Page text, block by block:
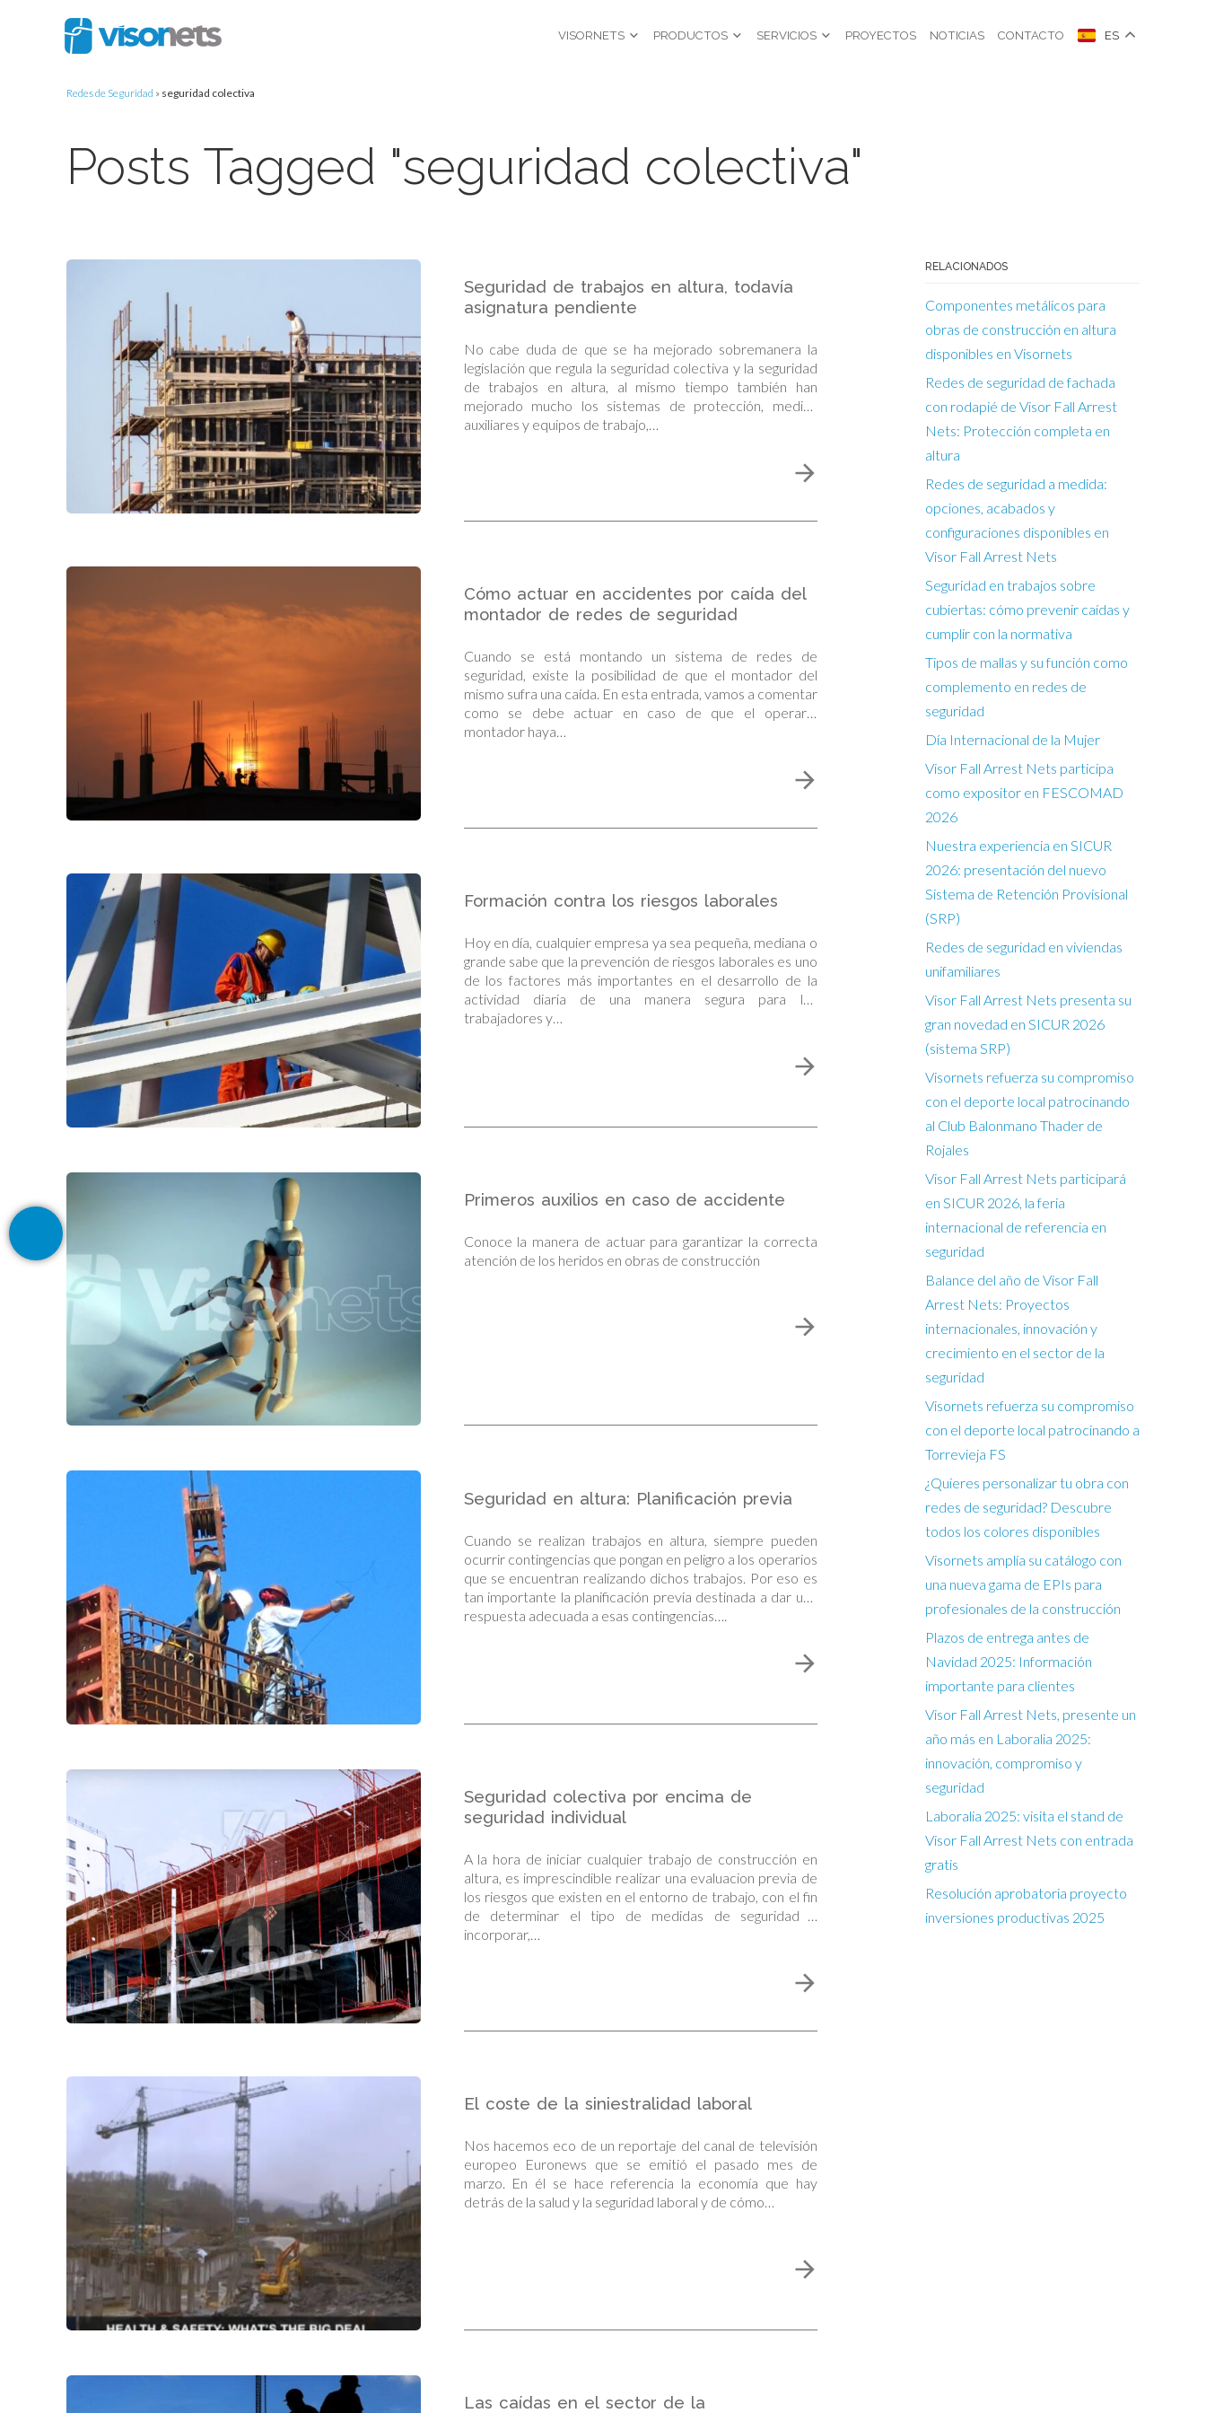
VISORNETS PRODUCTOS SERVICIOS PROYECTOS NOTICIAS CONTACTO ES
Redes de Seguridad » seguridad colectiva
Posts Tagged "seguridad colectiva"
Seguridad de trabajos en altura, todavía
asignatura pendiente
No cabe duda de que se ha mejorado sobremanera la
legislación que regula la seguridad colectiva y la seguridad
de trabajos en altura, al mismo tiempo también han
mejorado mucho los sistemas de protección, medios
auxiliares y equipos de trabajo,…
Cómo actuar en accidentes por caída del
montador de redes de seguridad
Cuando se está montando un sistema de redes de
seguridad, existe la posibilidad de que el montador del
mismo sufra una caída. En esta entrada, vamos a comentar
como se debe actuar en caso de que el operario
montador haya…
Formación contra los riesgos laborales
Hoy en día, cualquier empresa ya sea pequeña, mediana o
grande sabe que la prevención de riesgos laborales es uno
de los factores más importantes en el desarrollo de la
actividad diaria de una manera segura para los
trabajadores y…
Primeros auxilios en caso de accidente
Conoce la manera de actuar para garantizar la correcta
atención de los heridos en obras de construcción
Seguridad en altura: Planificación previa
Cuando se realizan trabajos en altura, siempre pueden
ocurrir contingencias que pongan en peligro a los operarios
que se encuentran realizando dichos trabajos. Por eso es
tan importante la planificación previa destinada a dar una
respuesta adecuada a esas contingencias….
Seguridad colectiva por encima de
seguridad individual
A la hora de iniciar cualquier trabajo de construcción en
altura, es imprescindible realizar una evaluacion previa de
los riesgos que existen en el entorno de trabajo, con el fin
de determinar el tipo de medidas de seguridad a
incorporar,…
El coste de la siniestralidad laboral
Nos hacemos eco de un reportaje del canal de televisión
europeo Euronews que se emitió el pasado mes de
marzo. En él se hace referencia la economía que hay
detrás de la salud y la seguridad laboral y de cómo…
Las caídas en el sector de la
RELACIONADOS
Componentes metálicos para
obras de construcción en altura
disponibles en Visornets
Redes de seguridad de fachada
con rodapié de Visor Fall Arrest
Nets: Protección completa en
altura
Redes de seguridad a medida:
opciones, acabados y
configuraciones disponibles en
Visor Fall Arrest Nets
Seguridad en trabajos sobre
cubiertas: cómo prevenir caídas y
cumplir con la normativa
Tipos de mallas y su función como
complemento en redes de
seguridad
Día Internacional de la Mujer
Visor Fall Arrest Nets participa
como expositor en FESCOMAD
2026
Nuestra experiencia en SICUR
2026: presentación del nuevo
Sistema de Retención Provisional
(SRP)
Redes de seguridad en viviendas
unifamiliares
Visor Fall Arrest Nets presenta su
gran novedad en SICUR 2026
(sistema SRP)
Visornets refuerza su compromiso
con el deporte local patrocinando
al Club Balonmano Thader de
Rojales
Visor Fall Arrest Nets participará
en SICUR 2026, la feria
internacional de referencia en
seguridad
Balance del año de Visor Fall
Arrest Nets: Proyectos
internacionales, innovación y
crecimiento en el sector de la
seguridad
Visornets refuerza su compromiso
con el deporte local patrocinando a
Torrevieja FS
¿Quieres personalizar tu obra con
redes de seguridad? Descubre
todos los colores disponibles
Visornets amplía su catálogo con
una nueva gama de EPIs para
profesionales de la construcción
Plazos de entrega antes de
Navidad 2025: Información
importante para clientes
Visor Fall Arrest Nets, presente un
año más en Laboralia 2025:
innovación, compromiso y
seguridad
Laboralia 2025: visita el stand de
Visor Fall Arrest Nets con entrada
gratis
Resolución aprobatoria proyecto
inversiones productivas 2025